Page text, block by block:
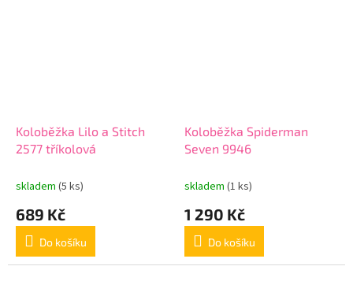
Koloběžka Lilo a Stitch
2577 tříkolová
skladem (5 ks)
689 Kč
Do košíku
Koloběžka Spiderman
Seven 9946
skladem (1 ks)
1 290 Kč
Do košíku